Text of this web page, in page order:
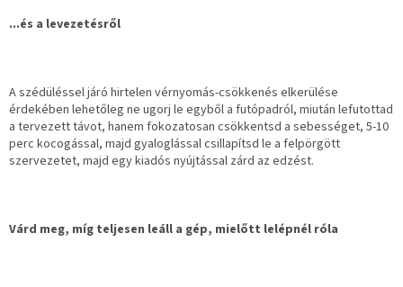
...és a levezetésről
A szédüléssel járó hirtelen vérnyomás-csökkenés elkerülése
érdekében lehetőleg ne ugorj le egyből a futópadról, miután lefutottad
a tervezett távot, hanem fokozatosan csökkentsd a sebességet, 5-10
perc kocogással, majd gyaloglással csillapítsd le a felpörgött
szervezetet, majd egy kiadós nyújtással zárd az edzést.
Várd meg, míg teljesen leáll a gép, mielőtt lelépnél róla